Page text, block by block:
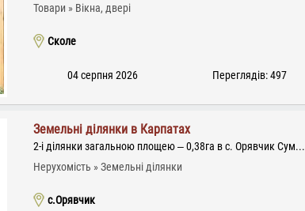
Товари
Вікна, двері
Сколе
04 серпня 2026 Переглядів: 497
Земельні ділянки в Карпатах
2-і ділянки загальною площею – 0,38га в с. Орявчик Сум...
Нерухомість
Земельні ділянки
с.Орявчик